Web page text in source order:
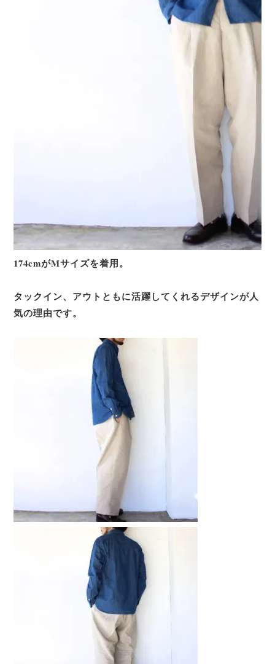
174cmがMサイズを着用。
タックイン、アウトともに活躍してくれるデザインが人
気の理由です。